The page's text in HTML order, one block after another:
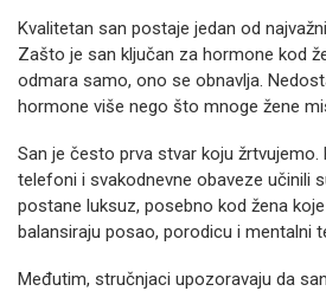
Kvalitetan san postaje jedan od
Zašto je san ključan za hormone kod
odmara samo, ono se obnavlja.
hormone više nego što mnoge žene
San je često prva stvar koju žrtvujemo.
telefoni i svakodnevne obaveze učinili
postane luksuz, posebno kod žena
balansiraju posao, porodicu i mentalni
Međutim, stručnjaci upozoravaju da